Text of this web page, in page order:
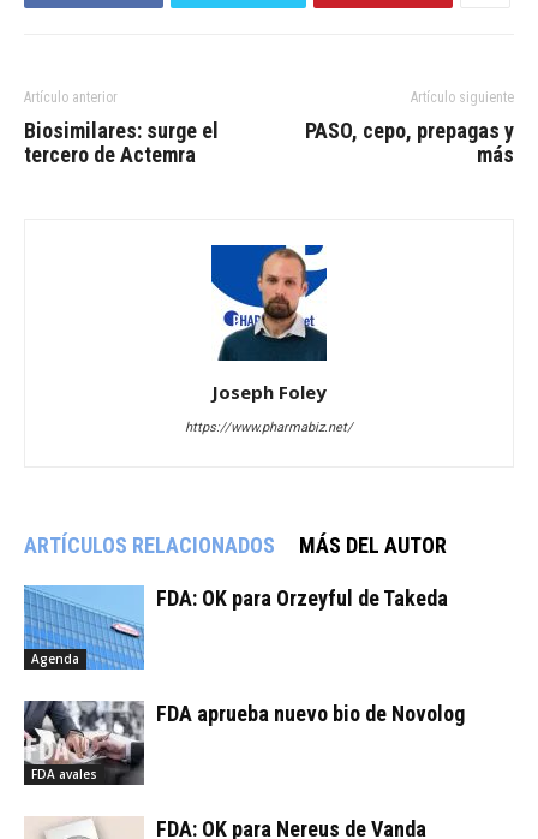
Artículo anterior
Biosimilares: surge el
tercero de Actemra
Artículo siguiente
PASO, cepo, prepagas y
más
Joseph Foley
https://www.pharmabiz.net/
ARTÍCULOS RELACIONADOS MÁS DEL AUTOR
Agenda
FDA: OK para Orzeyful de Takeda
FDA avales
FDA aprueba nuevo bio de Novolog
FDA: OK para Nereus de Vanda